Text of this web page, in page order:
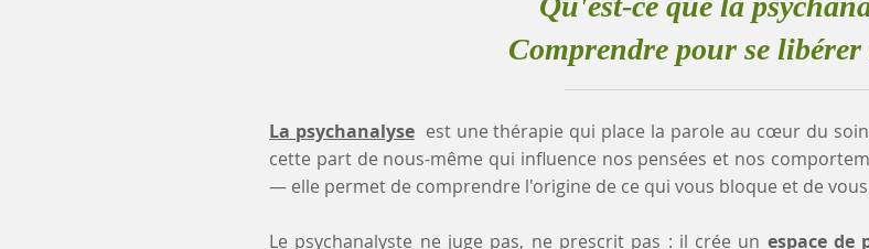
Comprendre pour se libérer
La psychanalyse est une thérapie qui place la parole au cœur du
cette part de nous-même qui influence nos pensées et nos
— elle permet de comprendre l'origine de ce qui vous bloque et de
Le psychanalyste ne juge pas, ne prescrit pas : il crée un espace de